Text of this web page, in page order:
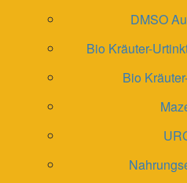
DMSO
Bio Kräuter-
Bio